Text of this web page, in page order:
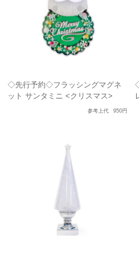
◇先行予約◇フラッシングマグネ
ット サンタミニ <クリスマス>
参考上代 950円